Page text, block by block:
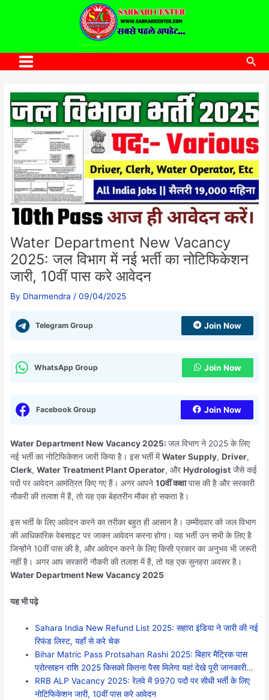
SARKARI CENTER
www.sarkaricenter.com
Main
Water Department New Vacancy
2025: जल विभाग में नई भर्ती का नोटिफिकेशन
जारी, 10वीं पास करे आवेदन
By Dharmendra /09/04/2025
Telegram Group Join Now
WhatsApp Group Join Now
Facebook Group Join Now
Water Department New Vacancy 2025:जल विभाग ने 2025 के लिए
नई भर्ती का नोटिफिकेशन जारी किया है। इस भर्ती मेंWater Supply,Driver,
Clerk,Water Treatment Plant Operator, औरHydrologist जैसे कई
पदों पर आवेदन आमंत्रित किए गए हैं। अगर आपने10वीं कक्षापास की है और सरकारी
नौकरी की तलाश में हैं, तो यह एक बेहतरीन मौका हो सकता है।
इस भर्ती के लिए आवेदन करने का तरीका बहुत ही आसान है। उम्मीदवार को जल विभाग
की आधिकारिक वेबसाइट पर जाकर आवेदन करना होगा। यह भर्ती उन सभी के लिए है
जिन्होंने 10वीं पास की है, और आवेदन करने के लिए किसी प्रकार का अनुभव भी जरूरी
नहीं है। अगर आप सरकारी नौकरी की तलाश में हैं, तो यह एक सुनहरा अवसर है।
Water Department New Vacancy 2025
यह भी पढ़े
Sahara India New Refund List 2025: सहारा इंडिया ने जारी की नई
रिफंड लिस्ट, यहाँ से करे चेक
Bihar Matric Pass Protsahan Rashi 2025: बिहार मैट्रिक पास
प्रोत्साहन राशि 2025 किसको कितना पैसा मिलेगा यहां देखे पूरी जानकारी…
RRB ALP Vacancy 2025: रेलवे में 9970 पदों पर सीधी भर्ती के लिए
नोटिफिकेशन जारी, 10वीं पास करे आवेदन